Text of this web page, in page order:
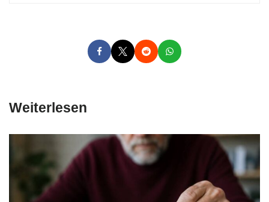
Weiterlesen